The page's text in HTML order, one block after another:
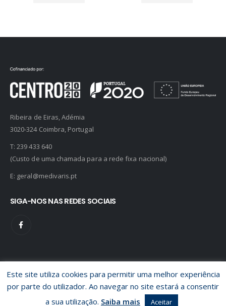
Ribeira de Eiras, Adémia
3020-324 Coimbra, Portugal
T:239 433 640
(Custo de uma chamada para a rede fixa nacional)
E: geral@medivaris.pt
SIGA-NOS NAS REDES SOCIAIS
© Medivaris 2020. Todos os direitos reservados. Política de
Designed by
Este site utiliza cookies para permitir uma melhor experiência
por parte do utilizador. Ao navegar no site estará a consentir
a sua utilização. Saiba mais Aceitar